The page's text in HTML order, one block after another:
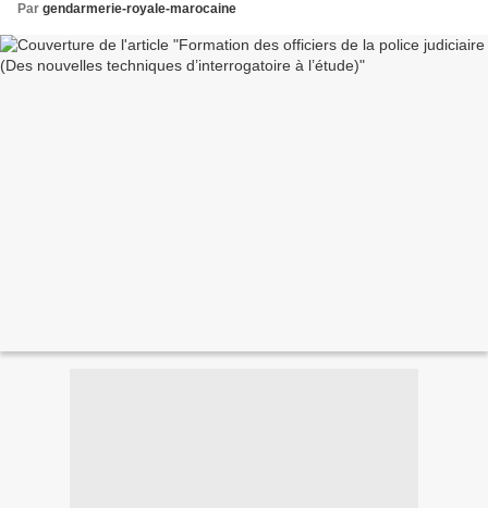
Par gendarmerie-royale-marocaine